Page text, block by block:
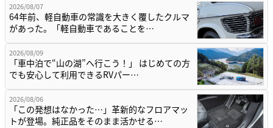
2026/08/07
64年前、軽自動車の常識を大きく覆したクルマ
があった。「軽自動車であることを…
2026/08/09
「車中泊で“山の湖”へ行こう！」 はじめての方
でも安心して利用できるRVパー…
2026/08/06
「この発想はなかった…」革新的なフロアマッ
トが登場。純正品をそのまま活かせる…